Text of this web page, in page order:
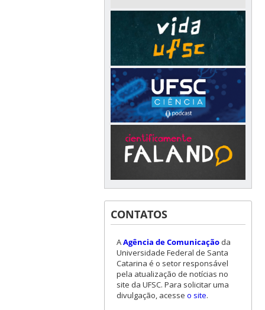
CONTATOS
AAgência de Comunicaçãoda
Universidade Federal de Santa
Catarina é o setor responsável
pela atualização de notícias no
site da UFSC. Para solicitar uma
divulgação, acesse o site.